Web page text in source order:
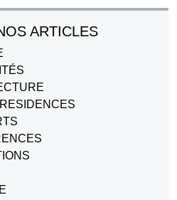
ARTICLES